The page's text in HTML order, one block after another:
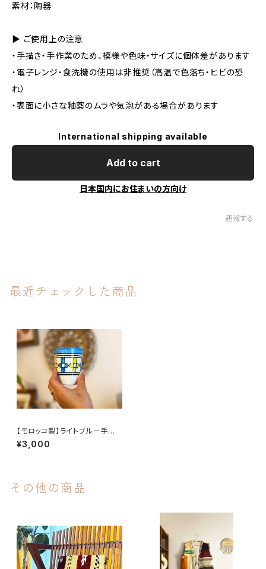
素材：陶器
▶︎ ご使用上の注意
・手描き・手作業のため、模様や色味・サイズに個体差があります
・電子レンジ・食洗機の使用は非推奨（高温で色落ち・ヒビの恐
れ）
・表面に小さな釉薬のムラや気泡がある場合があります
International shipping available
Add to cart
日本国内にお住まいの方向け
通報する
最近チェックした商品
【モロッコ製】ライトブルー手描き
カップ
¥3,000
その他の商品